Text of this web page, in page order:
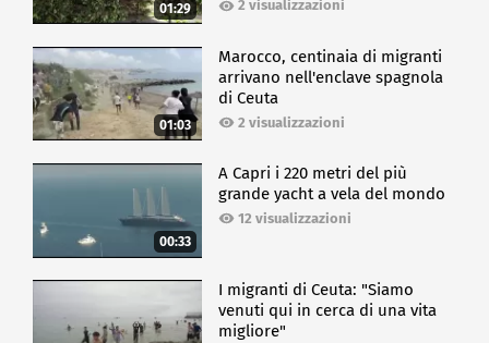
01:29 2 visualizzazioni
01:03
Marocco, centinaia di migranti
arrivano nell'enclave spagnola
di Ceuta
2 visualizzazioni
00:33
A Capri i 220 metri del più
grande yacht a vela del mondo
12 visualizzazioni
I migranti di Ceuta: "Siamo
venuti qui in cerca di una vita
migliore"